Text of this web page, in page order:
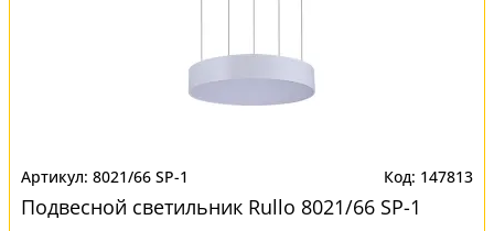
8021/66 SP-1 147813
Подвесной светильник Rullo 8021/66 SP-1